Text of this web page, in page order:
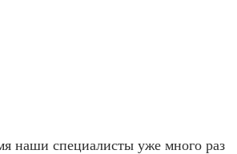
наши специалисты уже много раз